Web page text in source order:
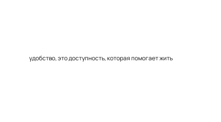
удобство, это доступность, которая помогает жить